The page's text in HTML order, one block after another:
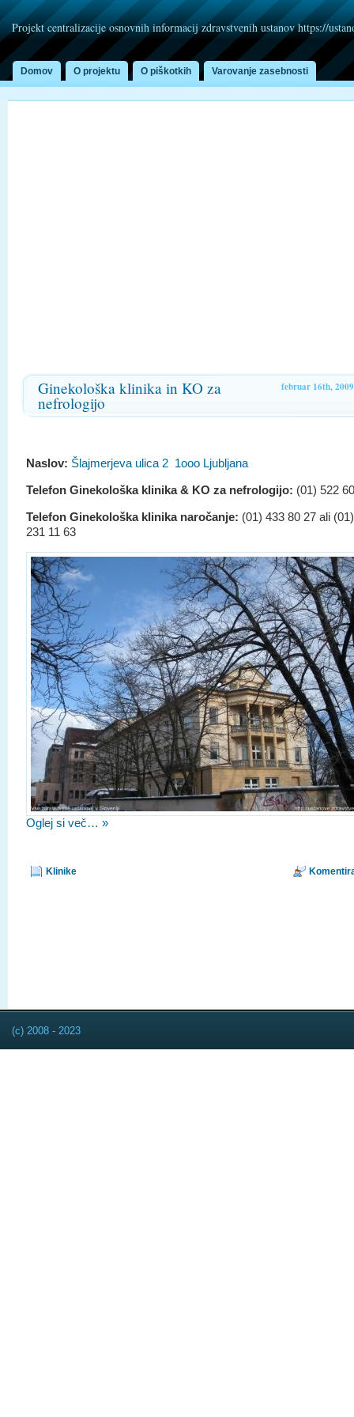
Projekt centralizacije osnovnih informacij zdravstvenih ustanov https://
Domov O projektu O piškotkih Varovanje zasebnosti
februar 16th, 2009
Ginekološka klinika in KO za
nefrologijo
Naslov: Šlajmerjeva ulica 2 1ooo Ljubljana
Telefon Ginekološka klinika & KO za nefrologijo: (01) 522
Telefon Ginekološka klinika naročanje: (01) 433 80 27 ali (01)
231 11 63
Oglej si več… »
Klinike
(c) 2008 - 2023